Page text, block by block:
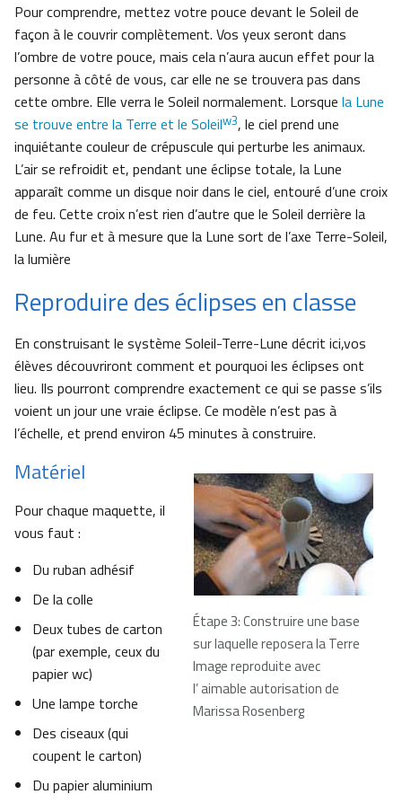
Pour comprendre, mettez votre pouce devant le Soleil de
façon à le couvrir complètement. Vos yeux seront dans
l’ombre de votre pouce, mais cela n’aura aucun effet pour la
personne à côté de vous, car elle ne se trouvera pas dans
cette ombre. Elle verra le Soleil normalement. Lorsque la Lune
se trouve entre la Terre et le Soleilw3, le ciel prend une
inquiétante couleur de crépuscule qui perturbe les animaux.
L’air se refroidit et, pendant une éclipse totale, la Lune
apparaît comme un disque noir dans le ciel, entouré d’une croix
de feu. Cette croix n’est rien d’autre que le Soleil derrière la
Lune. Au fur et à mesure que la Lune sort de l’axe Terre-Soleil,
la lumière
Reproduire des éclipses en classe
En construisant le système Soleil-Terre-Lune décrit ici,vos
élèves découvriront comment et pourquoi les éclipses ont
lieu. Ils pourront comprendre exactement ce qui se passe s’ils
voient un jour une vraie éclipse. Ce modèle n’est pas à
l’échelle, et prend environ 45 minutes à construire.
Étape 3: Construire une base
sur laquelle reposera la Terre
Image reproduite avec
l’ aimable autorisation de
Marissa Rosenberg
Matériel
Pour chaque maquette, il
vous faut :
Du ruban adhésif
De la colle
Deux tubes de carton
(par exemple, ceux du
papier wc)
Une lampe torche
Des ciseaux (qui
coupent le carton)
Du papier aluminium